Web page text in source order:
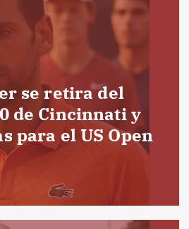
se retira del
de Cincinnati y
para el US Open